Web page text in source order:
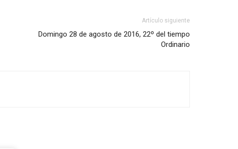
Artículo siguiente
Domingo 28 de agosto de 2016, 22º del tiempo
Ordinario